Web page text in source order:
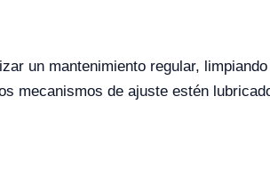
un mantenimiento regular,
mecanismos de ajuste estén